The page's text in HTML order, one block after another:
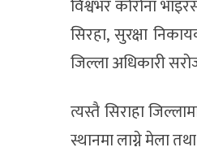
विश्वभर कोरोना
सिरहा, सुरक्षा
जिल्ला अधिकारी
त्यस्तै सिराहा
स्थानमा लाग्ने मेला